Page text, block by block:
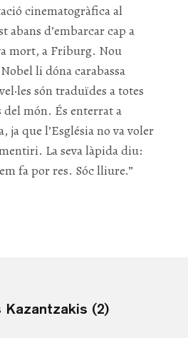
cinematogràfica al
abans d’embarcar cap a
mort, a Friburg. Nou
li dóna carabassa
són traduïdes a totes
del món. És enterrat a
que l’Església no va voler
La seva làpida diu:
fa por res. Sóc lliure.”
(2)